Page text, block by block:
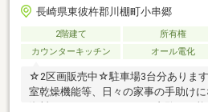
長崎県東彼杵郡川棚町小串郷
2階建て 所有権
カウンターキッチン
オール電化
☆2区画販売中☆駐車場3台分ありま
室乾燥機能等、日々の家事の手助け